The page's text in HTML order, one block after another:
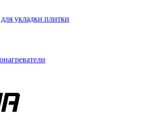
укладки плитки